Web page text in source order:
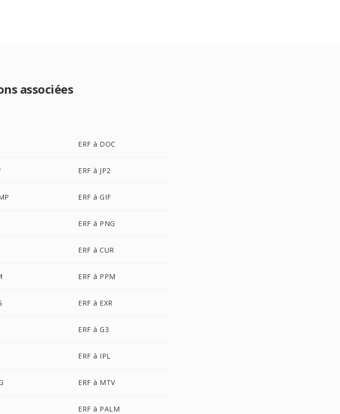
associées
ERF à DOC
ERF à JP2
ERF à GIF
ERF à PNG
ERF à CUR
ERF à PPM
ERF à EXR
ERF à G3
ERF à IPL
ERF à MTV
ERF à PALM